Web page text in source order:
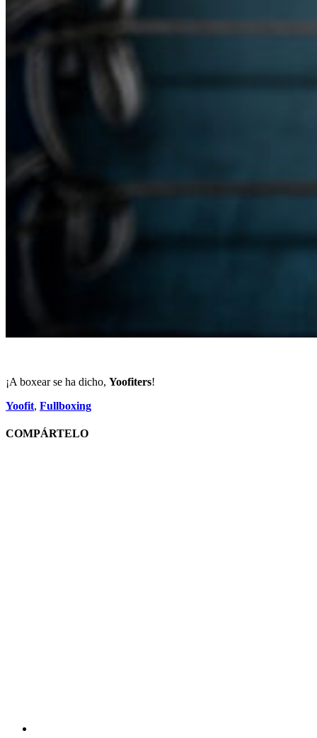
¡A boxear se ha dicho, Yoofiters!
Yoofit, Fullboxing
COMPÁRTELO